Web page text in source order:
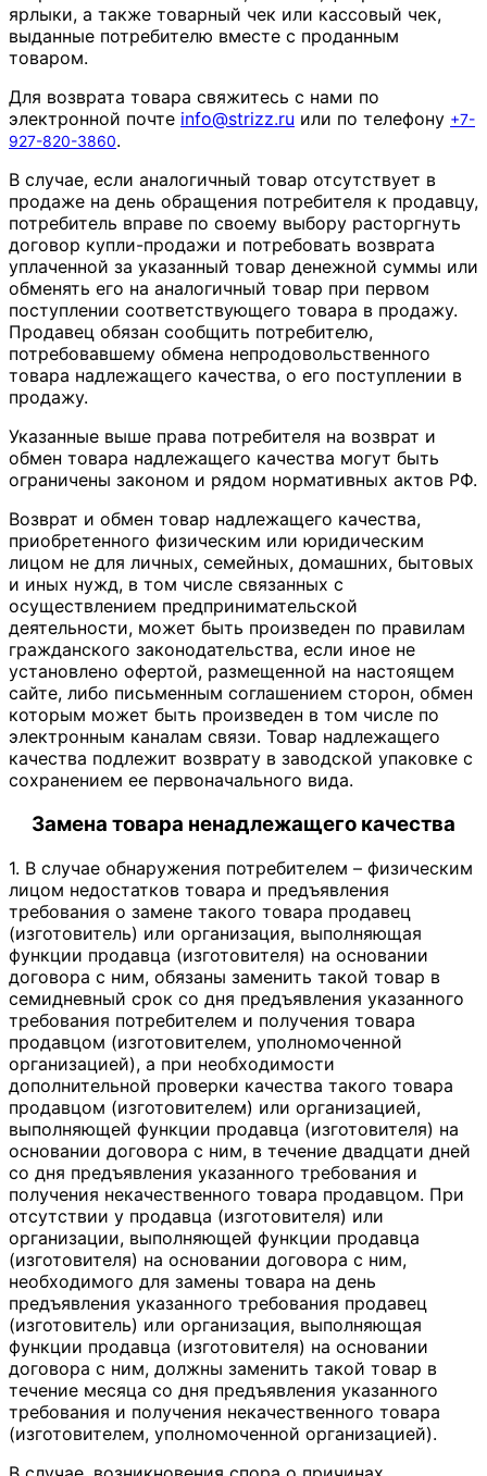
ярлыки, а также товарный чек или кассовый чек,
выданные потребителю вместе с проданным
товаром.
Для возврата товара свяжитесь с нами по
электронной почте info@strizz.ru или по телефону +7-
927-820-3860.
В случае, если аналогичный товар отсутствует в
продаже на день обращения потребителя к продавцу,
потребитель вправе по своему выбору расторгнуть
договор купли-продажи и потребовать возврата
уплаченной за указанный товар денежной суммы или
обменять его на аналогичный товар при первом
поступлении соответствующего товара в продажу.
Продавец обязан сообщить потребителю,
потребовавшему обмена непродовольственного
товара надлежащего качества, о его поступлении в
продажу.
Указанные выше права потребителя на возврат и
обмен товара надлежащего качества могут быть
ограничены законом и рядом нормативных актов РФ.
Возврат и обмен товар надлежащего качества,
приобретенного физическим или юридическим
лицом не для личных, семейных, домашних, бытовых
и иных нужд, в том числе связанных с
осуществлением предпринимательской
деятельности, может быть произведен по правилам
гражданского законодательства, если иное не
установлено офертой, размещенной на настоящем
сайте, либо письменным соглашением сторон, обмен
которым может быть произведен в том числе по
электронным каналам связи. Товар надлежащего
качества подлежит возврату в заводской упаковке с
сохранением ее первоначального вида.
Замена товара ненадлежащего качества
1. В случае обнаружения потребителем – физическим
лицом недостатков товара и предъявления
требования о замене такого товара продавец
(изготовитель) или организация, выполняющая
функции продавца (изготовителя) на основании
договора с ним, обязаны заменить такой товар в
семидневный срок со дня предъявления указанного
требования потребителем и получения товара
продавцом (изготовителем, уполномоченной
организацией), а при необходимости
дополнительной проверки качества такого товара
продавцом (изготовителем) или организацией,
выполняющей функции продавца (изготовителя) на
основании договора с ним, в течение двадцати дней
со дня предъявления указанного требования и
получения некачественного товара продавцом. При
отсутствии у продавца (изготовителя) или
организации, выполняющей функции продавца
(изготовителя) на основании договора с ним,
необходимого для замены товара на день
предъявления указанного требования продавец
(изготовитель) или организация, выполняющая
функции продавца (изготовителя) на основании
договора с ним, должны заменить такой товар в
течение месяца со дня предъявления указанного
требования и получения некачественного товара
(изготовителем, уполномоченной организацией).